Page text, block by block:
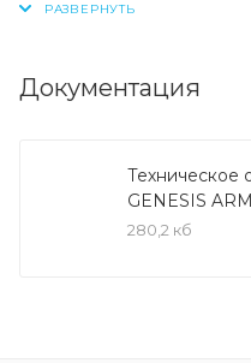
базовых масел на
LUKOIL GENESIS
рекомендовано к
Документация
Техническое
GENESIS
280,2 кб